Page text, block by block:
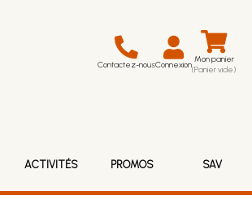
Contactez-nousConnexion Mon panier
(Panier vide)
ACTIVITÉS PROMOS SAV